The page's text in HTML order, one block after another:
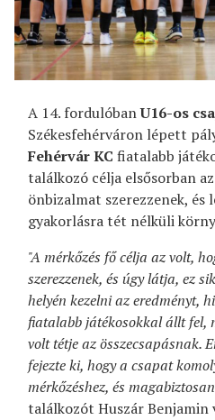
A 14. fordulóbanU16-os
Székesfehérváron lépett
Fehérvár KC fiatalabb
találkozó célja elsősorban
önbizalmat szerezzenek, és
gyakorlásra tét nélküli
"A mérkőzés fő célja az volt,
szerezzenek, és úgy látja, ez
helyén kezelni az eredményt,
fiatalabb játékosokkal állt fel,
volt tétje az összecsapásnak.
fejezte ki, hogy a csapat
mérkőzéshez, és
találkozót Huszár Benjamin